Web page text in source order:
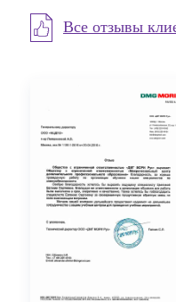
Все отзывы